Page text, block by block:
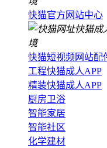
快猫官方网站中心
快猫短视频网站配
工程快猫成人APP
精装快猫成人APP
厨房卫浴
智能家居
智能社区
化学建材